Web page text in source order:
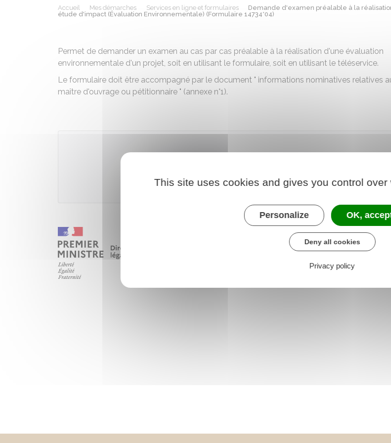
Accueil Mes démarches Services en ligne et formulaires
Demande d'examen préalable à la
étude d'impact (Évaluation Environnementale) (Formulaire 14734*04)
Permet de demander un examen au cas par cas préalable à la réalisation d'une évaluation
environnementale d'un projet, soit en utilisant le formulaire, soit en utilisant le téléservice.
Le formulaire doit être accompagné par le document " informations nominatives relatives
maître d'ouvrage ou pétitionnaire " (annexe n°1).
Ministère chargé de l'environnement
This site uses cookies and gives you control
Personalize OK,
Deny all cookies
Privacy policy